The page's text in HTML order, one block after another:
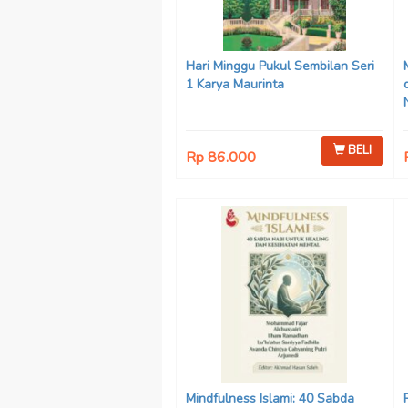
Hari Minggu Pukul Sembilan Seri
1 Karya Maurinta
Rp 86.000 BELI
Mindfulness Islami: 40 Sabda